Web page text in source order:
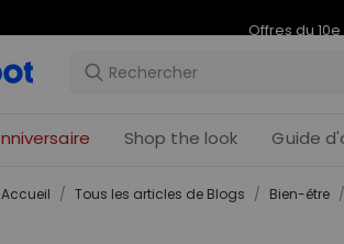
Shop the look Guide
Accueil / Tous les articles de Blogs / Bien-être /